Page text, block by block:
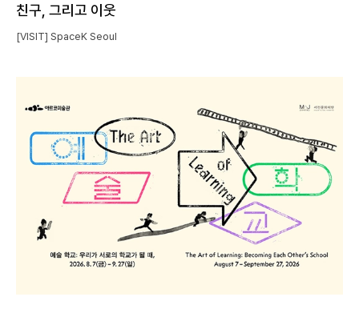
친구, 그리고 이웃
[VISIT] SpaceK Seoul